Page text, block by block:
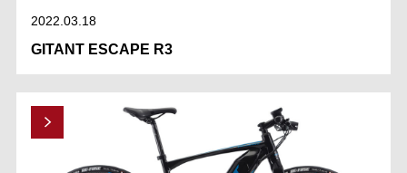
2022.03.18
GITANT ESCAPE R3